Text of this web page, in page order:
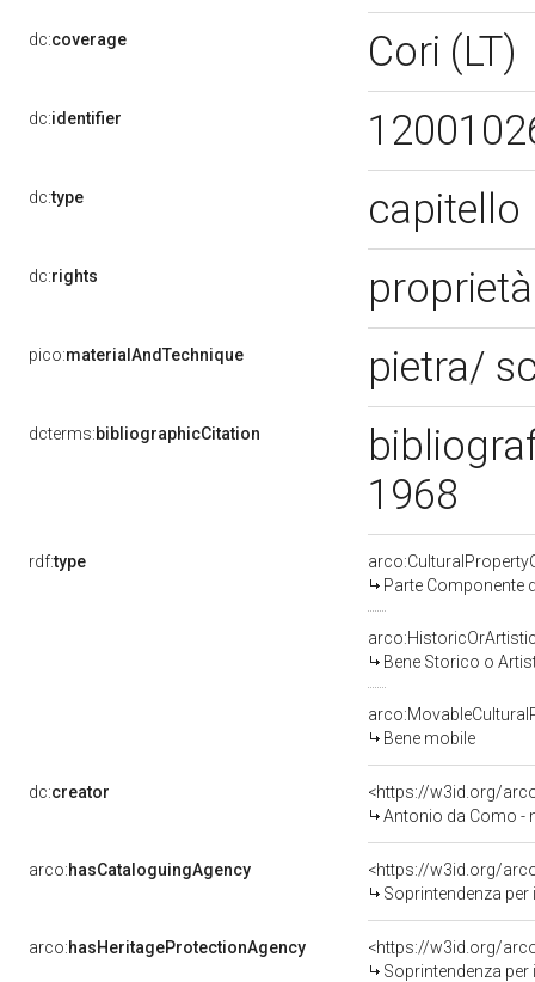
dc:coverage Cori (LT)
dc:identifier
dc:type capitello
dc:rights
pico:materialAndTechnique pietra/
dcterms:bibliographicCitation
1968
rdf:type
Parte Componente
Bene Storico o
Bene mobile
dc:creator
<https://w3id.org/
Antonio da Como -
arco:hasCataloguingAgency
<https://w3id.org/
Soprintendenza
arco:hasHeritageProtectionAgency
<https://w3id.org/
Soprintendenza per i